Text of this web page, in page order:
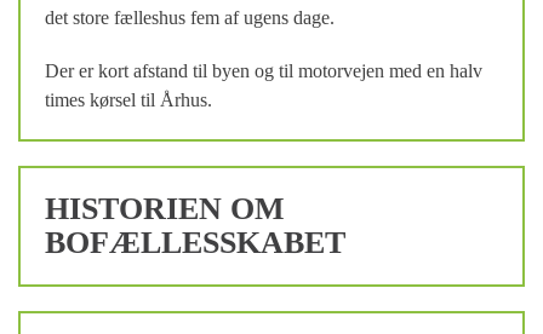
det store fælleshus fem af ugens dage.
Der er kort afstand til byen og til motorvejen med en halv
times kørsel til Århus.
HISTORIEN OM
BOFÆLLESSKABET